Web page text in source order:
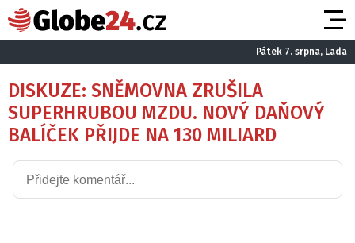
Pátek 7. srpna, Lada
DISKUZE: SNĚMOVNA ZRUŠILA
SUPERHRUBOU MZDU. NOVÝ DAŇOVÝ
BALÍČEK PŘIJDE NA 130 MILIARD